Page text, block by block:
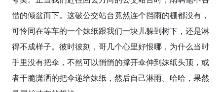
惜的倾盆而下。这破公交站台竟然连个挡雨的棚都没有，
可怜同在等车的一个妹纸跟我们一块儿躲到树下，还是淋
得不成样子。彼时彼刻，哥几个心里好恨哪，为什么当时
手里没有把伞，不然可以悄悄的撑开伞伸到妹纸头顶，或
者干脆潇洒的把伞递给妹纸，然后自己淋雨。哈哈，果然